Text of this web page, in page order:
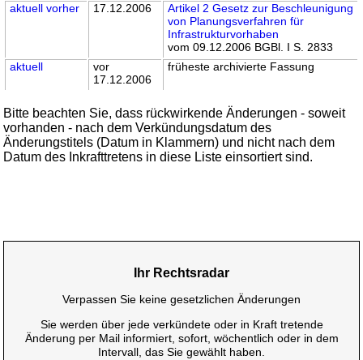
aktuell vorher 17.12.2006
Artikel 2 Gesetz zur Beschleunigung
von Planungsverfahren für
Infrastrukturvorhaben
vom 09.12.2006 BGBl. I S. 2833
aktuell
vor
17.12.2006
früheste archivierte Fassung
Bitte beachten Sie, dass rückwirkende Änderungen - soweit
vorhanden - nach dem Verkündungsdatum des
Änderungstitels (Datum in Klammern) und nicht nach dem
Datum des Inkrafttretens in diese Liste einsortiert sind.
Ihr Rechtsradar
Verpassen Sie keine gesetzlichen Änderungen
Sie werden über jede verkündete oder in Kraft tretende
Änderung per Mail informiert, sofort, wöchentlich oder in dem
Intervall, das Sie gewählt haben.